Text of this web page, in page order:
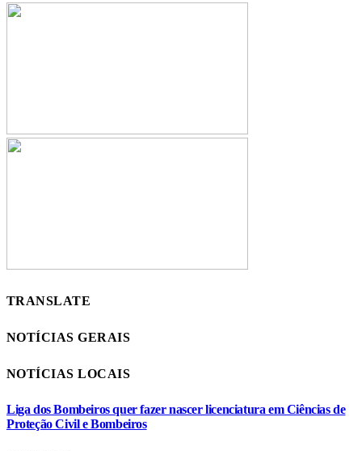
TRANSLATE
NOTÍCIAS GERAIS
NOTÍCIAS LOCAIS
Liga dos Bombeiros quer fazer nascer licenciatura em Ciências de
Proteção Civil e Bombeiros